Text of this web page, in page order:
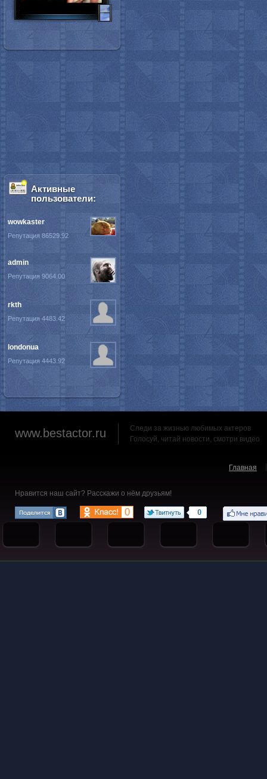
Активные
пользователи:
wowkaster
Репутация 86529.92
admin
Репутация 9064.00
rkth
Репутация 4483.42
londonua
Репутация 4443.92
www.bestactor.ru
Следи за жизнью любимых актеров
Голосуй, читай новости, смотри видео
Главная
Нравится наш сайт? Расскажи о нём друзьям!